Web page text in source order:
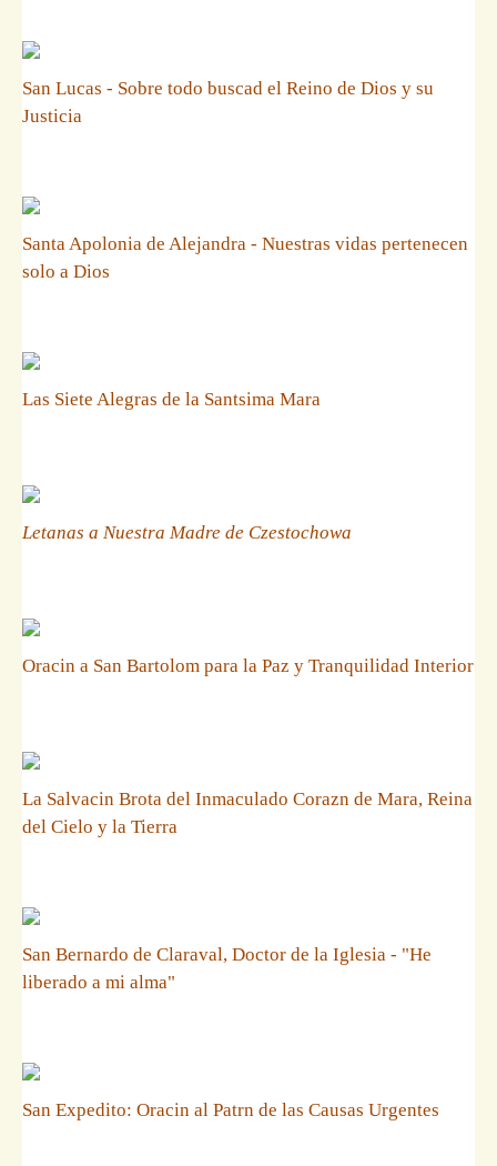
San Lucas - Sobre todo buscad el Reino de Dios y su
Justicia
Santa Apolonia de Alejandra - Nuestras vidas pertenecen
solo a Dios
Las Siete Alegras de la Santsima Mara
Letanas a Nuestra Madre de Czestochowa
Oracin a San Bartolom para la Paz y Tranquilidad Interior
La Salvacin Brota del Inmaculado Corazn de Mara, Reina
del Cielo y la Tierra
San Bernardo de Claraval, Doctor de la Iglesia - "He
liberado a mi alma"
San Expedito: Oracin al Patrn de las Causas Urgentes